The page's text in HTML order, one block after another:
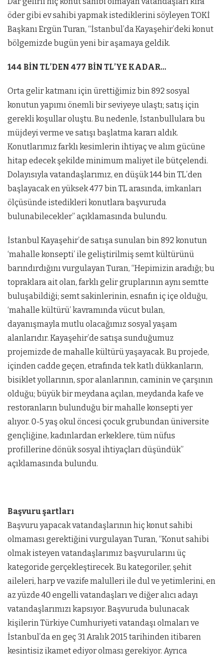
öder gibi ev sahibi yapmak istediklerini söyleyen TOKİ
Başkanı Ergün Turan, “İstanbul’da Kayaşehir’deki konut
bölgemizde bugün yeni bir aşamaya geldik.
144 BİN TL’DEN 477 BİN TL’YE KADAR…
Orta gelir katmanı için ürettiğimiz bin 892 sosyal
konutun yapımı önemli bir seviyeye ulaştı; satış için
gerekli koşullar oluştu. Bu nedenle, İstanbullulara bu
müjdeyi verme ve satışı başlatma kararı aldık.
Konutlarımız farklı kesimlerin ihtiyaç ve alım gücüne
hitap edecek şekilde minimum maliyet ile bütçelendi.
Dolayısıyla vatandaşlarımız, en düşük 144 bin TL’den
başlayacak en yüksek 477 bin TL arasında, imkanları
ölçüsünde istedikleri konutlara başvuruda
bulunabilecekler” açıklamasında bulundu.
İstanbul Kayaşehir’de satışa sunulan bin 892 konutun
‘mahalle konsepti’ ile geliştirilmiş semt kültürünü
barındırdığını vurgulayan Turan, “Hepimizin aradığı; bu
topraklara ait olan, farklı gelir gruplarının aynı semtte
buluşabildiği; semt sakinlerinin, esnafın iç içe olduğu,
‘mahalle kültürü’ kavramında vücut bulan,
dayanışmayla mutlu olacağımız sosyal yaşam
alanlarıdır. Kayaşehir’de satışa sunduğumuz
projemizde de mahalle kültürü yaşayacak. Bu projede,
içinden cadde geçen, etrafında tek katlı dükkanların,
bisiklet yollarının, spor alanlarının, caminin ve çarşının
olduğu; büyük bir meydana açılan, meydanda kafe ve
restoranların bulunduğu bir mahalle konsepti yer
alıyor. 0-5 yaş okul öncesi çocuk grubundan üniversite
gençliğine, kadınlardan erkeklere, tüm nüfus
profillerine dönük sosyal ihtiyaçları düşündük”
açıklamasında bulundu.
Başvuru şartları
Başvuru yapacak vatandaşlarının hiç konut sahibi
olmaması gerektiğini vurgulayan Turan, “Konut sahibi
olmak isteyen vatandaşlarımız başvurularını üç
kategoride gerçekleştirecek. Bu kategoriler, şehit
aileleri, harp ve vazife malulleri ile dul ve yetimlerini, en
az yüzde 40 engelli vatandaşları ve diğer alıcı adayı
vatandaşlarımızı kapsıyor. Başvuruda bulunacak
kişilerin Türkiye Cumhuriyeti vatandaşı olmaları ve
İstanbul’da en geç 31 Aralık 2015 tarihinden itibaren
kesintisiz ikamet ediyor olması gerekiyor. Ayrıca